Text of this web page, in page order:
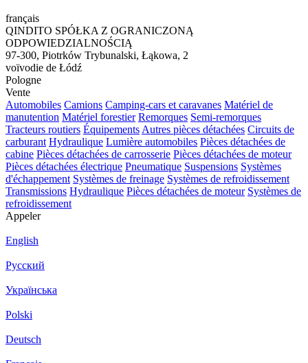
français
QINDITO SPÓŁKA Z OGRANICZONĄ
ODPOWIEDZIALNOŚCIĄ
97-300, Piotrków Trybunalski, Łąkowa, 2
voïvodie de Łódź
Pologne
Vente
Automobiles Camions Camping-cars et caravanes Matériel de
manutention Matériel forestier Remorques Semi-remorques
Tracteurs routiers Équipements Autres pièces détachées Circuits de
carburant Hydraulique Lumière automobiles Pièces détachées de
cabine Pièces détachées de carrosserie Pièces détachées de moteur
Pièces détachées électrique Pneumatique Suspensions Systèmes
d'échappement Systèmes de freinage Systèmes de refroidissement
Transmissions Hydraulique Pièces détachées de moteur Systèmes de
refroidissement
Appeler
English
Русский
Українська
Polski
Deutsch